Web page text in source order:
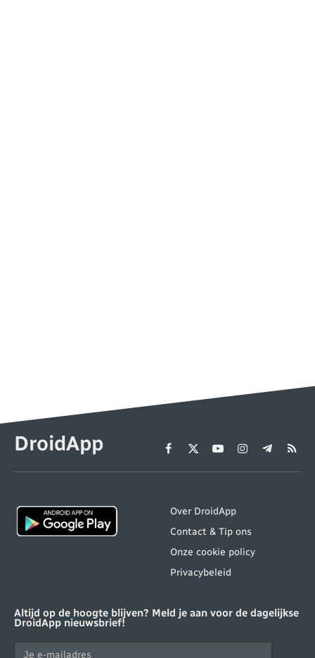
DroidApp Facebook
X
(Twitter)
YouTubeInstagram
Telegram
RSS
Over DroidApp
Contact & Tip ons
Onze cookie policy
Privacybeleid
Altijd op de hoogte blijven? Meld je aan voor de dagelijkse
DroidApp nieuwsbrief!